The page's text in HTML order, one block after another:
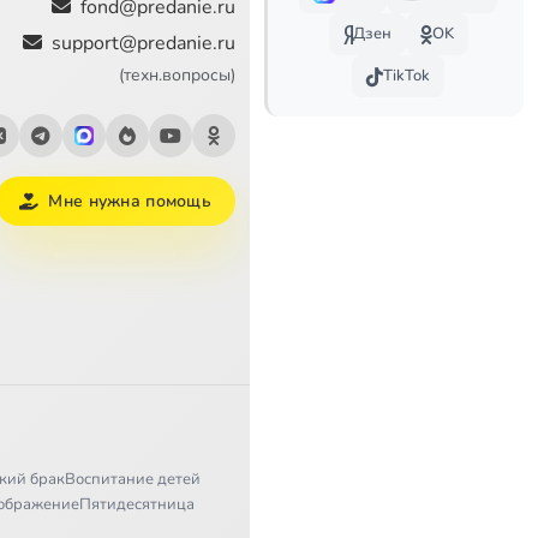
54:31
6:50
18:53
fond@predanie.ru
support@predanie.ru
(техн.вопросы)
Мне нужна помощь
бракВоспитание детей
Пятидесятница
Дзен
OK
TikTok